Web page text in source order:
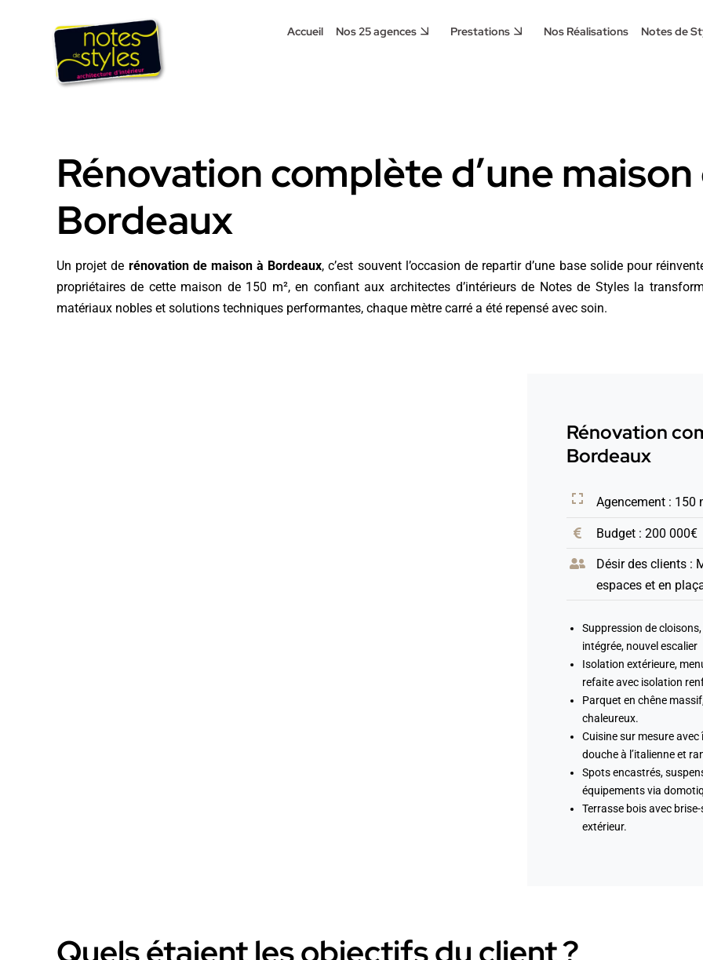
Accueil Nos 25 agences Prestations Nos Réalisations Notes de
Rénovation complète d’une maison
Bordeaux
Un projet de rénovation de maison à Bordeaux, c’est souvent l’occasion de repartir d’une base solide pour
propriétaires de cette maison de 150 m², en confiant aux architectes d’intérieurs de Notes de Stylesla
matériaux nobles et solutions techniques performantes, chaque mètre carré a été repensé avec soin.
Rénovation
Bordeaux
Agencement : 150
Budget : 200 000€
Désir des clients :
espaces et en
Suppression de
intégrée, nouvel escalier
Isolation extérieure,
refaite avec isolation
Parquet en chêne
chaleureux.
Cuisine sur mesure
douche à l’italienne et
Spots encastrés,
équipements via
Terrasse bois avec
extérieur.